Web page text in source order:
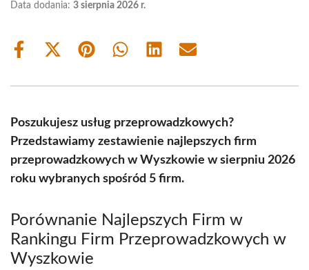
Data dodania: 3 sierpnia 2026 r.
Share
Share
(Twitter)
Share Share Share Share
Poszukujesz usług przeprowadzkowych?
Przedstawiamy zestawienie najlepszych firm
przeprowadzkowych w Wyszkowie w sierpniu 2026
roku wybranych spośród 5 firm.
Porównanie Najlepszych Firm w
Rankingu Firm Przeprowadzkowych w
Wyszkowie